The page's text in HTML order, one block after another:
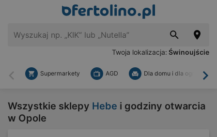
Twoja lokalizacja: Świnoujście
Wstecz
Supermarkety AGD Dla domu i dla ogrodu
Wszystkie sklepy Hebe i godziny otwarcia
w Opole